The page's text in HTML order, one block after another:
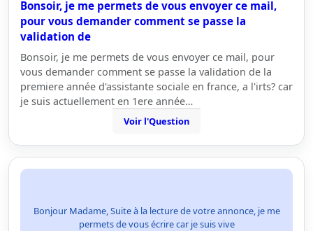
Bonsoir, je me permets de vous envoyer ce mail,
pour vous demander comment se passe la
validation de
Bonsoir, je me permets de vous envoyer ce mail, pour
vous demander comment se passe la validation de la
premiere année d'assistante sociale en france, a l'irts? car
je suis actuellement en 1ere année…
Voir l'Question
Bonjour Madame, Suite à la lecture de votre annonce, je me
permets de vous écrire car je suis vive